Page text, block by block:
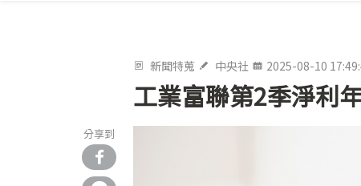
新聞特蒐 中央社 2025-08-10
工業富聯第2季淨利
分享到